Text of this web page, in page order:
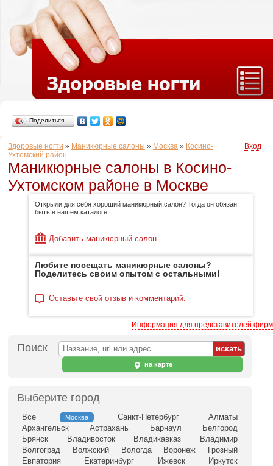
Поделиться…
Здоровые ногти » Маникюрные салоны » Москва » Косино-
Ухтомский район
Вход
Маникюрные салоны в Косино-
Ухтомском районе в Москве
Открыли для себя хороший маникюрный салон? Тогда он обязан
быть в нашем каталоге!
Добавить маникюрный салон
Любите посещать маникюрные салоны?
Поделитесь своим опытом с остальными!
Оставьте свой отзыв и комментарий.
Информация для представителей фирм
Поиск
на карте
Выберите город
Все Москва Санкт-Петербург
Алматы
Архангельск
Астрахань Барнаул
Белгород
Брянск
Владивосток Владикавказ
Владимир
Волгоград
Волжский Вологда Воронеж
Грозный
Евпатория
Екатеринбург Ижевск
Иркутск